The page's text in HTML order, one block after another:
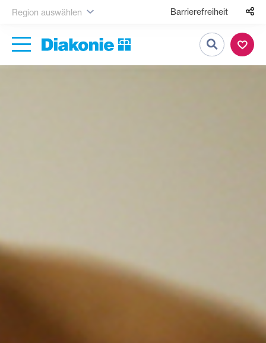
Region auswählen Barrierefreiheit
Suche